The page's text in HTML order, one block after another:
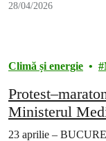
28/04/2026
Climă și energie
Ministerul
cele peste
23 aprilie –